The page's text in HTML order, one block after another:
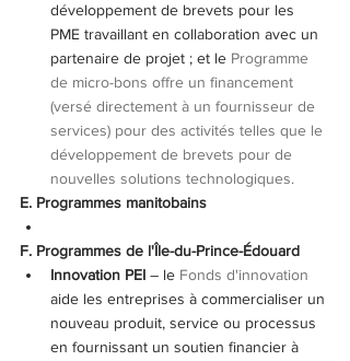
développement de brevets pour les
PME travaillant en collaboration avec un
partenaire de projet ; et le Programme
de micro-bons offre un financement
(versé directement à un fournisseur de
services) pour des activités telles que le
développement de brevets pour de
nouvelles solutions technologiques.
E. Programmes manitobains
F. Programmes de l'Île-du-Prince-Édouard
Innovation PEI – le Fonds d'innovation
aide les entreprises à commercialiser un
nouveau produit, service ou processus
en fournissant un soutien financier à